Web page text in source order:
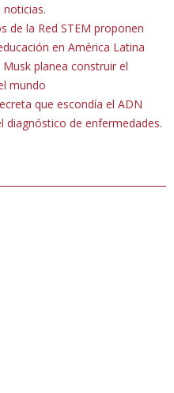
de la Red STEM proponen
en América Latina
planea construir el
mundo
que escondía el ADN
diagnóstico de enfermedades.